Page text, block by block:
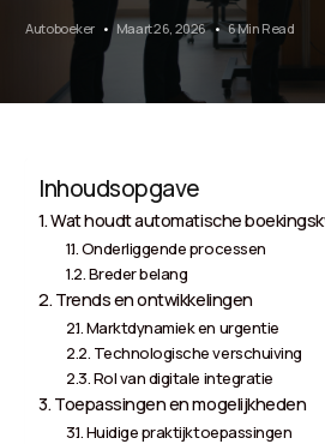
Autoboeker Maart 26, 2026 6 Min Read
Inhoudsopgave
Wat houdt automatische
Onderliggende processen
Breder belang
Trends en ontwikkelingen
Marktdynamiek en urgentie
Technologische verschuiving
Rol van digitale integratie
Toepassingen en mogelijkheden
Huidige praktijktoepassingen